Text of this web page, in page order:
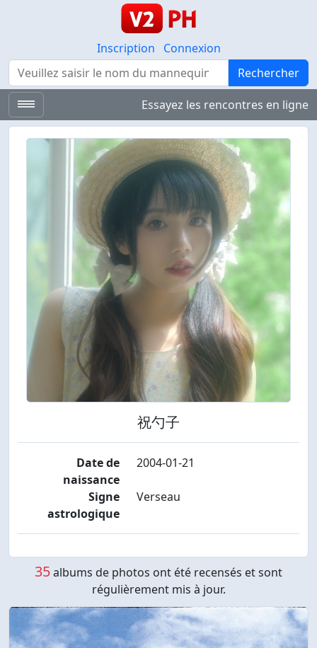
Inscription
Connexion
Rechercher
Rechercher
Essayez les rencontres en ligne
祝勺子
Date de
naissance
2004-01-21
Signe
astrologique
Verseau
35albums de photos ont été recensés et sont
régulièrement mis à jour.